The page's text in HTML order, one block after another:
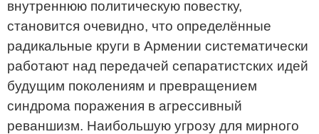
внутреннюю политическую повестку,
становится очевидно, что определённые
радикальные круги в Армении систематически
работают над передачей сепаратистских идей
будущим поколениям и превращением
синдрома поражения в агрессивный
реваншизм. Наибольшую угрозу для мирного